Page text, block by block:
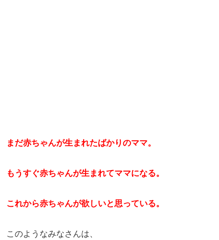
まだ赤ちゃんが生まれたばかりのママ。
もうすぐ赤ちゃんが生まれてママになる。
これから赤ちゃんが欲しいと思っている。
このようなみなさんは、